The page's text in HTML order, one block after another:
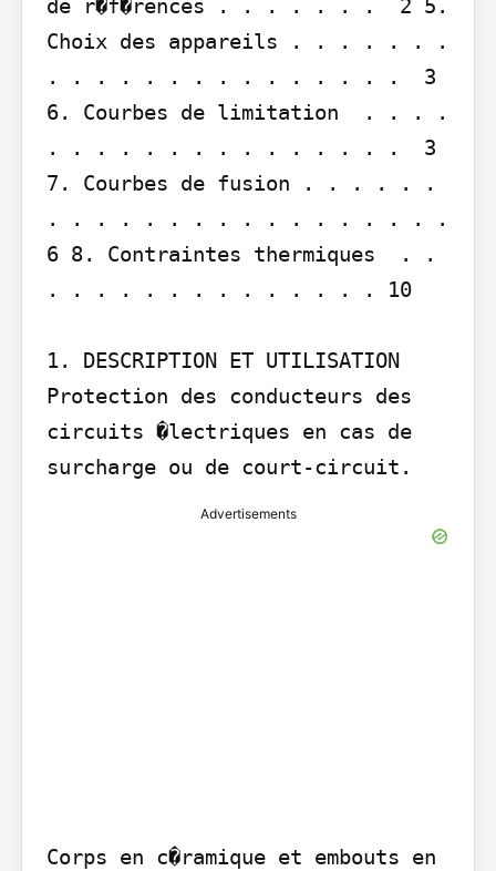
de r�f�rences . . . . . . .  2 5.
Choix des appareils . . . . . . .
. . . . . . . . . . . . . . .  3
6. Courbes de limitation  . . . .
. . . . . . . . . . . . . . .  3
7. Courbes de fusion . . . . . .
. . . . . . . . . . . . . . . . .
6 8. Contraintes thermiques  . .
. . . . . . . . . . . . . . 10
1. DESCRIPTION ET UTILISATION
Protection des conducteurs des
circuits �lectriques en cas de
surcharge ou de court-circuit.
Advertisements
Corps en c�ramique et embouts en